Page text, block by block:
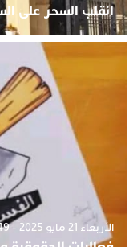
انقلب السحر على
الأربعاء 21 مايو 2025 - 8:49